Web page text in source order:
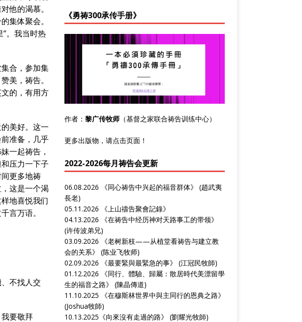
他的渴慕。
集体聚会。
。我当时热
合，参加集
美，祷告。
的，有用方
美好。这一
准备，几乎
一起祷告，
压力一下子
更多地祷
这是一个渴
地喜悦我们
言万语。
不找人交
要敬拜
《勇祷300承传手册》
作者： 黎广传牧师（基督之家联合祷告训练中心）
更多出版物，请点击页面！
2022-2026每月祷告会更新
06.08.2026 《同心祷告中兴起的福音群体》 (趙武夷
長老)
05.11.2026 《上山禱告聚會記錄》
04.13.2026 《在祷告中经历神对天路事工的带领》
(许传波弟兄)
03.09.2026 《老树新枝——从植堂看祷告与建立教
会的关系》 (陈业飞牧师)
02.09.2026 《最要緊與最緊急的事》 (江冠民牧師)
01.12.2026 《同行、體驗、歸屬：散居時代美漂留學
生的福音之路》 (陳晶傳道)
11.10.2025 《在穆斯林世界中與主同行的恩典之路》
(Joshua牧師)
10.13.2025《向來沒有走過的路》 (劉耀光牧師)